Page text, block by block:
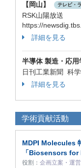
【岡山】
テレビ・
RSK山陽放送
https://
詳細を見る
半導体 製造・応用
日刊工業新聞 科
詳細を見る
学術貢献活動
MDPI Molecules
「Biosensors
役割： 企画立案・運